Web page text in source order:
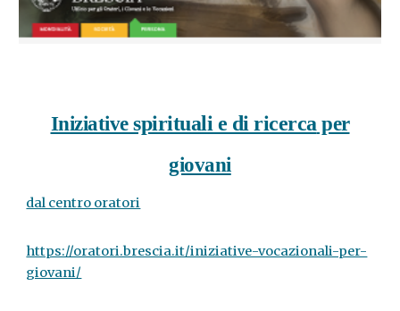
Iniziative spirituali e di ricercaper
giovani
dal centro oratori
https://oratori.brescia.it/iniziative-vocazionali-per-
giovani/